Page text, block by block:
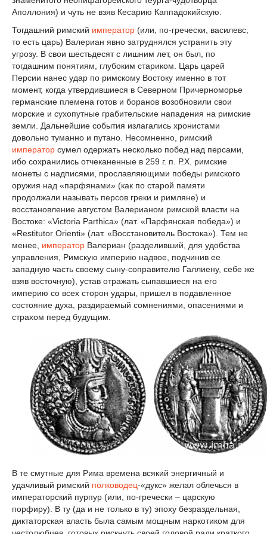
Аполлония) и чуть не взяв Кесарию Каппадокийскую.
Тогдашний римский император (или, по-гречески, василевс,
то есть царь) Валериан явно затруднялся устранить эту
угрозу. В свои шестьдесят с лишним лет, он был, по
тогдашним понятиям, глубоким стариком. Царь царей
Персии нанес удар по римскому Востоку именно в тот
момент, когда утвердившиеся в Северном Причерноморье
германские племена готов и боранов возобновили свои
морские и сухопутные грабительские нападения на римские
земли. Дальнейшие события излагались хронистами
довольно туманно и путано. Несомненно, римский
император сумел одержать несколько побед над персами,
ибо сохранились отчеканенные в 259 г. п. Р.Х. римские
монеты с надписями, прославляющими победы римского
оружия над «парфянами» (как по старой памяти
продолжали называть персов греки и римляне) и
восстановление августом Валерианом римской власти на
Востоке: «Victoria Parthicа» (лат. «Парфянская победа») и
«Restitutor Orienti» (лат. «Восстановитель Востока»). Тем не
менее, император Валериан (разделивший, для удобства
управления, Римскую империю надвое, подчинив ее
западную часть своему сыну-соправителю Галлиену, себе же
взяв восточную), устав отражать сыпавшиеся на его
империю со всех сторон удары, пришел в подавленное
состояние духа, раздираемый сомнениями, опасениями и
страхом перед будущим.
В те смутные для Рима времена всякий энергичный и
удачливый римский полководец-«дукс» желал облечься в
императорский пурпур (или, по-гречески – царскую
порфиру). В ту (да и не только в ту) эпоху безраздельная,
диктаторская власть была самым мощным наркотиком для